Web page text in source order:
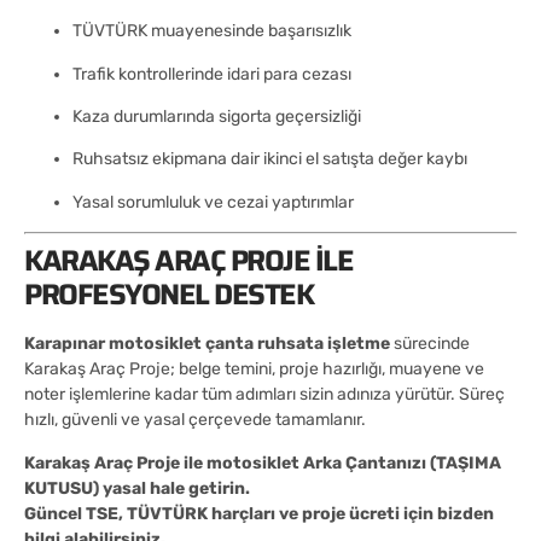
TÜVTÜRK muayenesinde başarısızlık
Trafik kontrollerinde idari para cezası
Kaza durumlarında sigorta geçersizliği
Ruhsatsız ekipmana dair ikinci el satışta değer kaybı
Yasal sorumluluk ve cezai yaptırımlar
KARAKAŞ ARAÇ PROJE ILE
PROFESYONEL DESTEK
Karapınar motosiklet çanta ruhsata işletmesürecinde
Karakaş Araç Proje; belge temini, proje hazırlığı, muayene ve
noter işlemlerine kadar tüm adımları sizin adınıza yürütür. Süreç
hızlı, güvenli ve yasal çerçevede tamamlanır.
Karakaş Araç Proje ile motosiklet Arka Çantanızı (TAŞIMA
KUTUSU) yasal hale getirin.
Güncel TSE, TÜVTÜRK harçları ve proje ücreti için bizden